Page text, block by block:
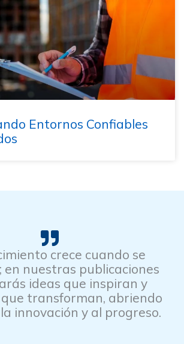
Entornos Confiables
crece cuando se
en nuestras publicaciones
ideas que inspiran y
que transforman, abriendo
innovación y al progreso.